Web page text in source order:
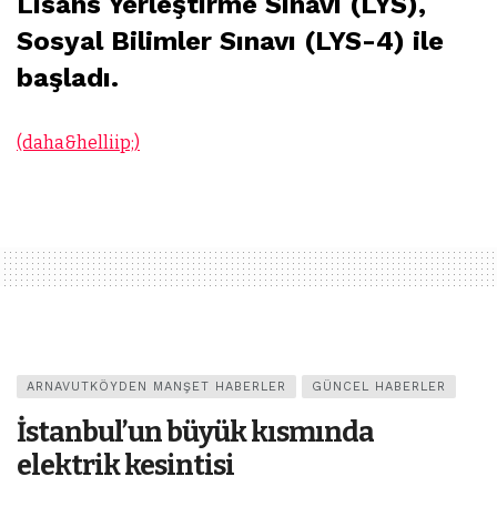
Sosyal Bilimler Sınavı (LYS-4) ile
başladı.
(daha&helliip;)
ARNAVUTKÖYDEN MANŞET HABERLER GÜNCEL HABERLER
İstanbul’un büyük kısmında
elektrik kesintisi